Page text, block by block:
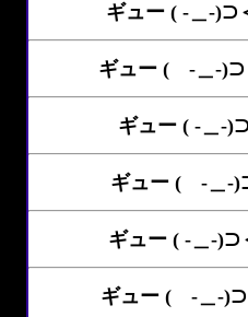
ギュー ( -＿-)⊃
ギュー ( -＿-)⊃
ギュー ( -＿-
ギュー ( -＿-
ギュー ( -＿-)⊃
ギュー ( -＿-)⊃